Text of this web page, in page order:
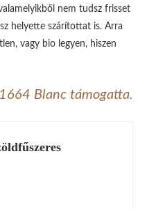
nem tudsz frisset
helyette szárítottat is. Arra
vagy bio legyen, hiszen
Blanc támogatta.